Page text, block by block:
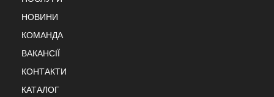
НОВИНИ
КОМАНДА
ВАКАНСІЇ
КОНТАКТИ
КАТАЛОГ